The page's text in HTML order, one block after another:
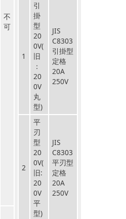
不
可
1
引
掛
型
20
0V(
旧
：
20
0V
丸
型)
JIS
C8303
引掛型
定格
20A
250V
2
平
刃
型
20
0V(
旧:
20
0V
平
型)
JIS
C8303
平刃型
定格
20A
250V